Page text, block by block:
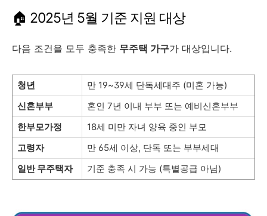
🏠 2025년 5월 기준 지원 대상
다음 조건을 모두 충족한 무주택 가구가 대상입니다.
청년
만 19~39세 단독세대주 (미혼 가능)
신혼부부
혼인 7년 이내 부부 또는 예비신혼부부
한부모가정
18세 미만 자녀 양육 중인 부모
고령자
만 65세 이상, 단독 또는 부부세대
일반 무주택자
기준 충족 시 가능 (특별공급 아님)